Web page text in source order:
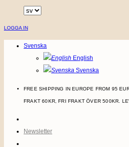
LOGGA IN
Svenska
English
Svenska
FREE SHIPPING IN EUROPE FROM 95
FRAKT 60KR, FRI FRAKT ÖVER 500KR.
Newsletter